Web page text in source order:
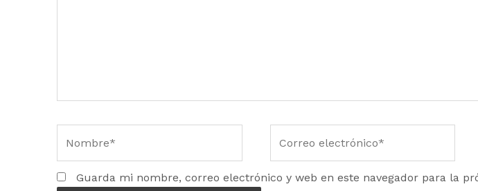
Guarda mi nombre, correo electrónico y web en este navegador para la